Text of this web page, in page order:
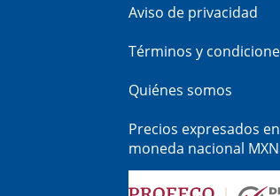
Aviso de privacidad
Términos y
Quiénes somos
Precios expresados en
moneda nacional